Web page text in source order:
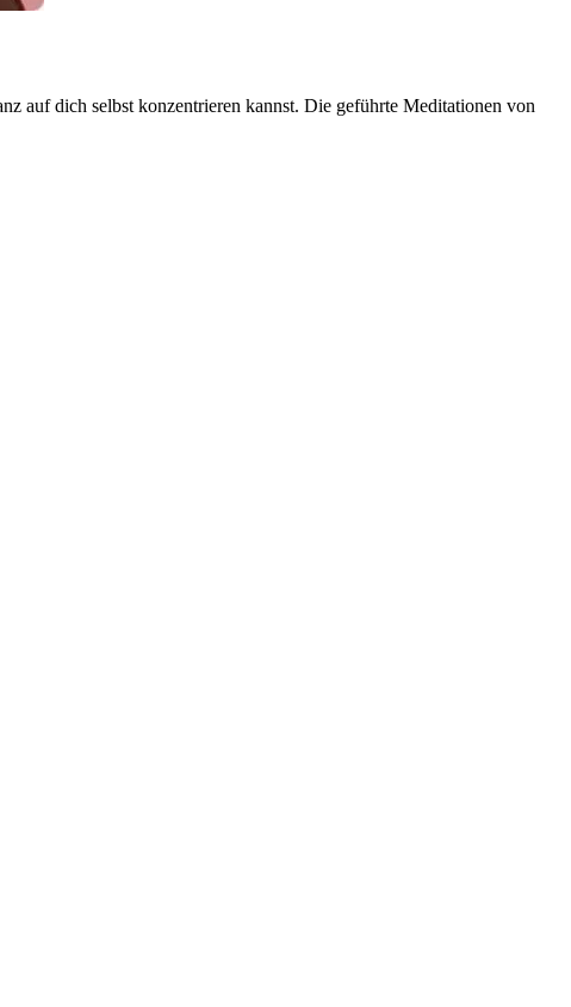
auf dich selbst konzentrieren kannst. Die geführte Meditationen von